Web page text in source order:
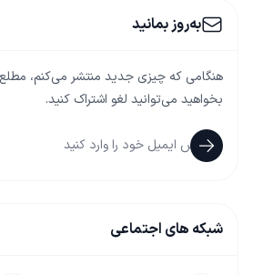
به‌روز بمانید
هنگامی که چیزی جدید منتشر می‌کنم،
بخواهید می‌توانید لغو اشتراک کنید.
شبکه های اجتماعی